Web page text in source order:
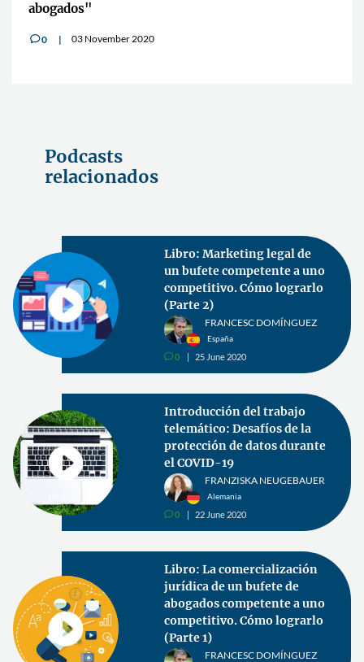
abogados"
v0 03 November 2020
Podcasts
relacionados
Libro: Marketing legal de
un bufete competente a uno
competitivo. Cómo lograrlo
(Parte 2)
FRANCESC DOMÍNGUEZ
España
v0 25 June 2020
Introducción del trabajo
telemático: Desafíos de la
protección de datos durante
el COVID-19
FRANZISKA NEUGEBAUER
Alemania
v0 22 June 2020
Libro: La comercialización
jurídica de un bufete de
abogados competente a uno
competitivo. Cómo lograrlo
(Parte 1)
FRANCESC DOMÍNGUEZ